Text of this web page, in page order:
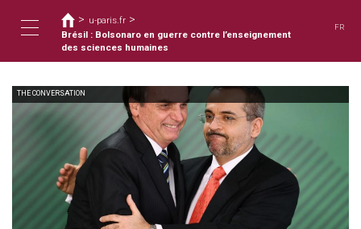
容
Toggle
navigation
您
在
這
裡
> u-paris.fr >
Brésil : Bolsonaro en guerre contre l’enseignement
des sciences humaines
FR
THE CONVERSATION